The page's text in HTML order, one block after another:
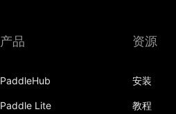
产品
PaddleHub
Paddle Lite
资源
安装
教程